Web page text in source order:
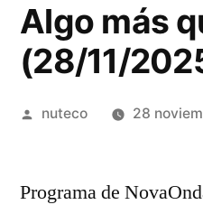
Algo más
(28/11/
Publicada
nuteco 28
Programa de